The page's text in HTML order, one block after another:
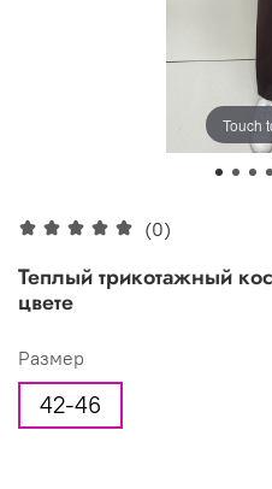
Touch
(0)
Теплый трикотажный
цвете
Размер
42-46